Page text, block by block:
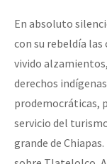
En absoluto
con su rebeldía las
vivido
derechos
prodemocráticas,
servicio del
grande de